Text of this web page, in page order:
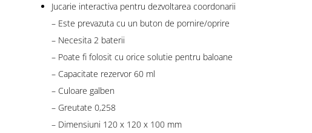
Jucarie interactiva pentru dezvoltarea coordonarii
– Este prevazuta cu un buton de pornire/oprire
– Necesita 2 baterii
– Poate fi folosit cu orice solutie pentru baloane
– Capacitate rezervor 60 ml
– Culoare galben
– Greutate 0,258
– Dimensiuni 120 x 120 x 100 mm